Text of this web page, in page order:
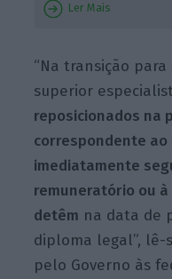
Ler Mais
“Na transição
superior
reposicionados na
correspondente
imediatamente
remuneratório ou
detêm na data de
diploma legal”, lê-
pelo Governo às